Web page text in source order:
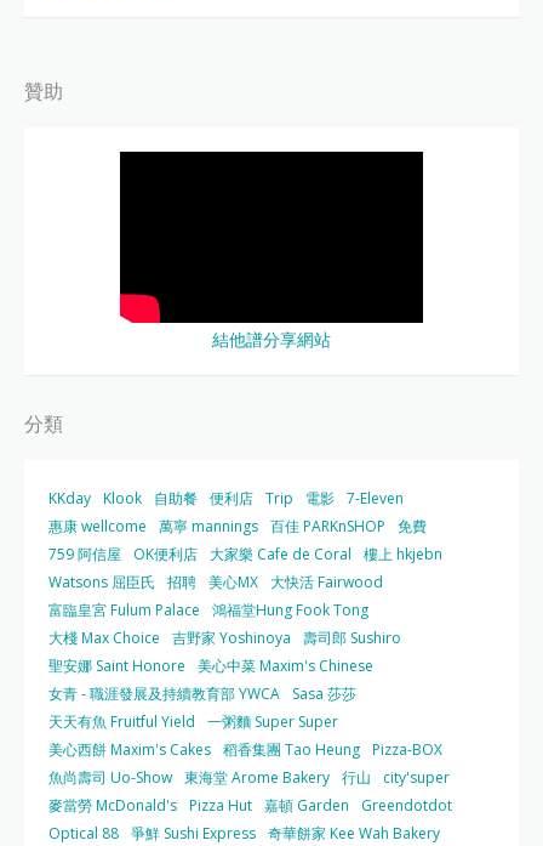
贊助
結他譜分享網站
分類
KKday Klook 自助餐 便利店 Trip 電影 7-Eleven
惠康 wellcome
萬寧 mannings 百佳 PARKnSHOP
免費
759 阿信屋
OK便利店 大家樂 Cafe de Coral
樓上 hkjebn
Watsons 屈臣氏
招聘 美心MX 大快活 Fairwood
富臨皇宮 Fulum Palace
鴻福堂Hung Fook Tong
大棧 Max Choice
吉野家 Yoshinoya
壽司郎 Sushiro
聖安娜 Saint Honore
美心中菜 Maxim's Chinese
女青 - 職涯發展及持續教育部 YWCA
Sasa 莎莎
天天有魚 Fruitful Yield
一粥麵 Super Super
美心西餅 Maxim's Cakes 稻香集團 Tao Heung Pizza-BOX
魚尚壽司 Uo-Show 東海堂 Arome Bakery 行山
city'super
麥當勞 McDonald's Pizza Hut 嘉頓 Garden
Greendotdot
Optical 88 爭鮮 Sushi Express 奇華餅家 Kee Wah Bakery